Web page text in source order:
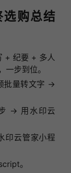
购总结
+ 纪要 + 多人
步到位。
批量转文字 →
→ 用水印云
印云管家小程
。